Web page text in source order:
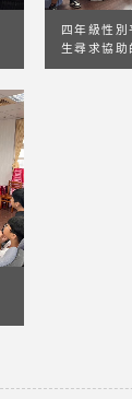
四年級性
生尋求協